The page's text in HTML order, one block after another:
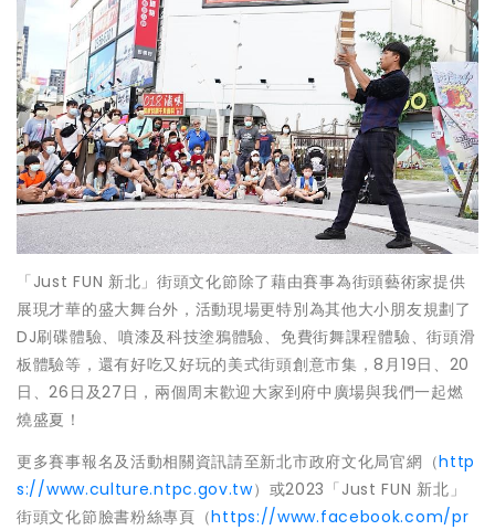
「Just FUN 新北」街頭文化節除了藉由賽事為街頭藝術家提供
展現才華的盛大舞台外，活動現場更特別為其他大小朋友規劃了
DJ刷碟體驗、噴漆及科技塗鴉體驗、免費街舞課程體驗、街頭滑
板體驗等，還有好吃又好玩的美式街頭創意市集，8月19日、20
日、26日及27日，兩個周末歡迎大家到府中廣場與我們一起燃
燒盛夏！
更多賽事報名及活動相關資訊請至新北市政府文化局官網（http
s://www.culture.ntpc.gov.tw）或2023「Just FUN 新北」
街頭文化節臉書粉絲專頁（https://www.facebook.com/pr